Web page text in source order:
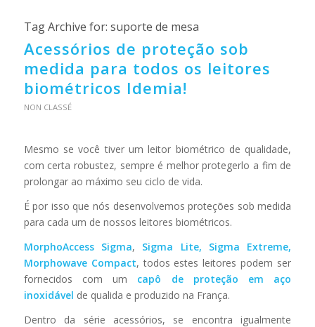
Tag Archive for: suporte de mesa
Acessórios de proteção sob
medida para todos os leitores
biométricos Idemia!
NON CLASSÉ
Mesmo se você tiver um leitor biométrico de qualidade,
com certa robustez, sempre é melhor protegerlo a fim de
prolongar ao máximo seu ciclo de vida.
É por isso que nós desenvolvemos proteções sob medida
para cada um de nossos leitores biométricos.
MorphoAccess Sigma, Sigma Lite, Sigma Extreme,
Morphowave Compact, todos estes leitores podem ser
fornecidos com um capô de proteção em aço
inoxidável de qualida e produzido na França.
Dentro da série acessórios, se encontra igualmente